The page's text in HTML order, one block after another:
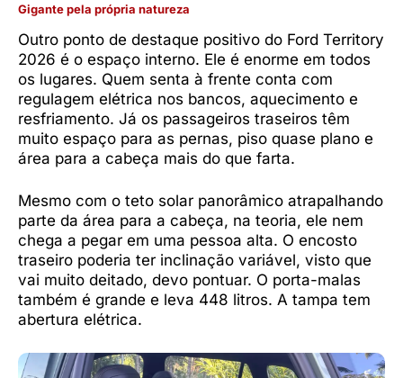
Gigante pela própria natureza
Outro ponto de destaque positivo do Ford Territory
2026 é o espaço interno. Ele é enorme em todos
os lugares. Quem senta à frente conta com
regulagem elétrica nos bancos, aquecimento e
resfriamento. Já os passageiros traseiros têm
muito espaço para as pernas, piso quase plano e
área para a cabeça mais do que farta.
Mesmo com o teto solar panorâmico atrapalhando
parte da área para a cabeça, na teoria, ele nem
chega a pegar em uma pessoa alta. O encosto
traseiro poderia ter inclinação variável, visto que
vai muito deitado, devo pontuar. O porta-malas
também é grande e leva 448 litros. A tampa tem
abertura elétrica.